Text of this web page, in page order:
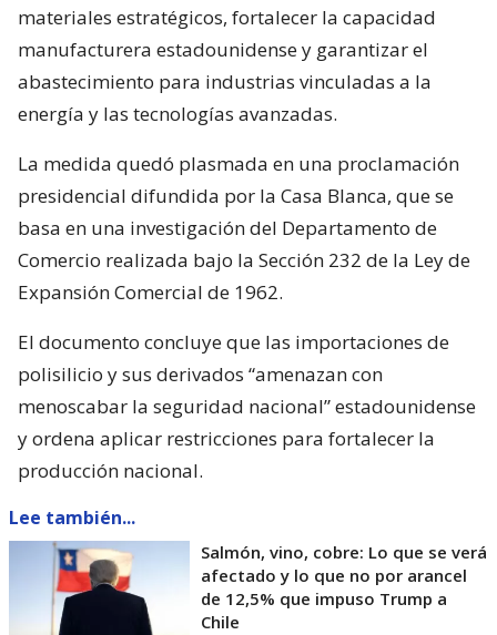
materiales estratégicos, fortalecer la capacidad
manufacturera estadounidense y garantizar el
abastecimiento para industrias vinculadas a la
energía y las tecnologías avanzadas.
La medida quedó plasmada en una proclamación
presidencial difundida por la Casa Blanca, que se
basa en una investigación del Departamento de
Comercio realizada bajo la Sección 232 de la Ley de
Expansión Comercial de 1962.
El documento concluye que las importaciones de
polisilicio y sus derivados “amenazan con
menoscabar la seguridad nacional” estadounidense
y ordena aplicar restricciones para fortalecer la
producción nacional.
Lee también...
Salmón, vino, cobre: Lo que se verá
afectado y lo que no por arancel
de 12,5% que impuso Trump a
Chile